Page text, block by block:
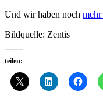
Und wir haben noch
Bildquelle: Zentis
teilen: